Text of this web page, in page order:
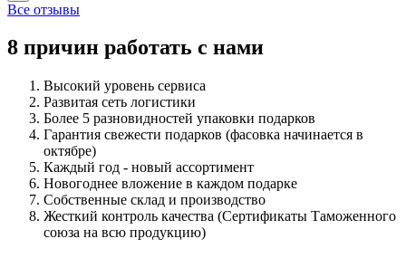
Все отзывы
8 причин работать с нами
Высокий уровень сервиса
Развитая сеть логистики
Более 5 разновидностей упаковки подарков
Гарантия свежести подарков (фасовка начинается в
октябре)
Каждый год - новый ассортимент
Новогоднее вложение в каждом подарке
Собственные склад и производство
Жесткий контроль качества (Сертификаты Таможенного
союза на всю продукцию)